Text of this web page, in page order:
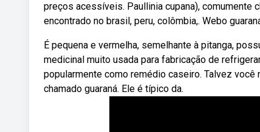
preços acessíveis. Paullinia cupana), comumente
encontrado no brasil, peru, colômbia,. Webo
É pequena e vermelha, semelhante à pitanga,
medicinal muito usada para fabricação de
popularmente como remédio caseiro. Talvez
chamado guaraná. Ele é típico da.